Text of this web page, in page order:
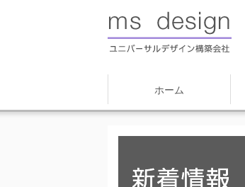
ホーム